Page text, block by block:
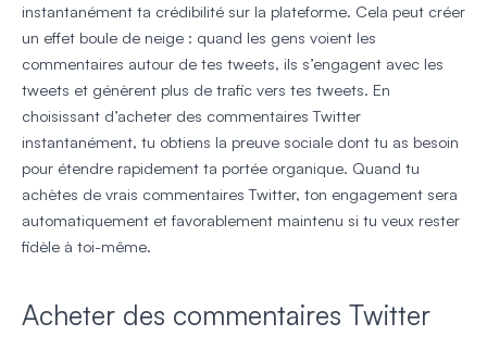
instantanément ta crédibilité sur la plateforme. Cela peut créer
un effet boule de neige : quand les gens voient les
commentaires autour de tes tweets, ils s’engagent avec les
tweets et génèrent plus de trafic vers tes tweets. En
choisissant d’acheter des commentaires Twitter
instantanément, tu obtiens la preuve sociale dont tu as besoin
pour étendre rapidement ta portée organique. Quand tu
achètes de vrais commentaires Twitter, ton engagement sera
automatiquement et favorablement maintenu si tu veux rester
fidèle à toi-même.
Acheter des commentaires Twitter